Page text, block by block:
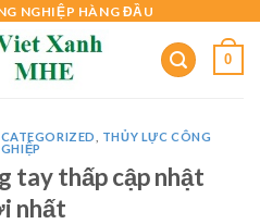
NGHIỆP HÀNG ĐẦU
0
THỦY LỰC CÔNG
tay thấp cập nhật
nhất